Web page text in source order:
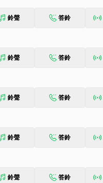
鈴聲 答鈴
鈴聲 答鈴
鈴聲 答鈴
鈴聲 答鈴
鈴聲 答鈴